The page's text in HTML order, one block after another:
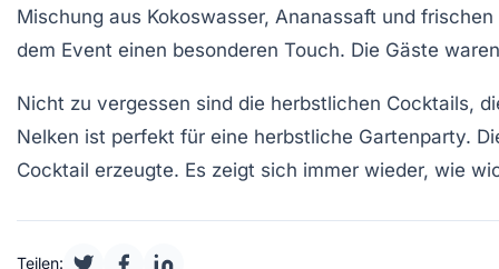
Mischung aus Kokoswasser, Ananassaft und
dem Event einen besonderen Touch. Die Gäste
Nicht zu vergessen sind die herbstlichen Cocktails,
Nelken ist perfekt für eine herbstliche Gartenparty.
Cocktail erzeugte. Es zeigt sich immer wieder, wie
Teilen: